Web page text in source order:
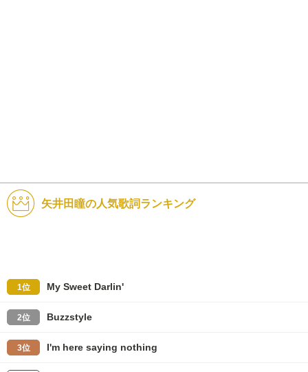
矢井田瞳の人気歌詞ランキング
1位 My Sweet Darlin'
2位 Buzzstyle
3位 I'm here saying nothing